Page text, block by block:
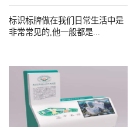
标识标牌做在我们日常生活中是
非常常见的,他一般都是...